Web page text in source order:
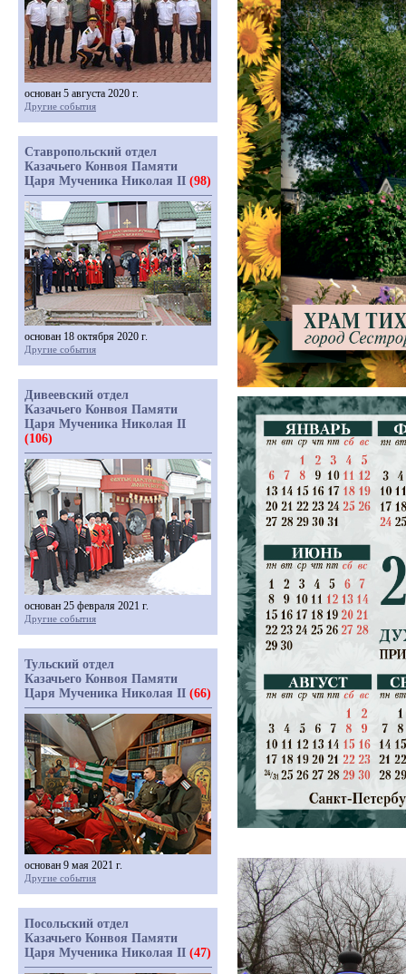
основан 5 августа 2020 г.
Другие события
Ставропольский отдел
Казачьего Конвоя Памяти
Царя Мученика Николая II (98)
основан 18 октября 2020 г.
Другие события
Дивеевский отдел
Казачьего Конвоя Памяти
Царя Мученика Николая II
(106)
основан 25 февраля 2021 г.
Другие события
Тульский отдел
Казачьего Конвоя Памяти
Царя Мученика Николая II (66)
основан 9 мая 2021 г.
Другие события
Посольский отдел
Казачьего Конвоя Памяти
Царя Мученика Николая II (47)